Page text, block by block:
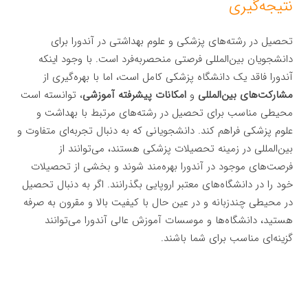
نتیجه‌گیری
تحصیل در رشته‌های پزشکی و علوم بهداشتی در آندورا برای
دانشجویان بین‌المللی فرصتی منحصربه‌فرد است. با وجود اینکه
آندورا فاقد یک دانشگاه پزشکی کامل است، اما با بهره‌گیری از
مشارکت‌های بین‌المللی وامکانات پیشرفته آموزشی، توانسته است
محیطی مناسب برای تحصیل در رشته‌های مرتبط با بهداشت و
علوم پزشکی فراهم کند. دانشجویانی که به دنبال تجربه‌ای متفاوت و
بین‌المللی در زمینه تحصیلات پزشکی هستند، می‌توانند از
فرصت‌های موجود در آندورا بهره‌مند شوند و بخشی از تحصیلات
خود را در دانشگاه‌های معتبر اروپایی بگذرانند. اگر به دنبال تحصیل
در محیطی چندزبانه و در عین حال با کیفیت بالا و مقرون به صرفه
هستید، دانشگاه‌ها و موسسات آموزش عالی آندورا می‌توانند
گزینه‌ای مناسب برای شما باشند.